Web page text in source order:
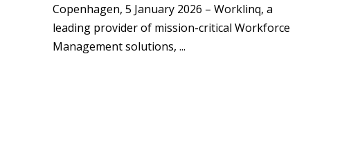
Copenhagen, 5 January 2026 – Worklinq, a
leading provider of mission-critical Workforce
Management solutions, ...